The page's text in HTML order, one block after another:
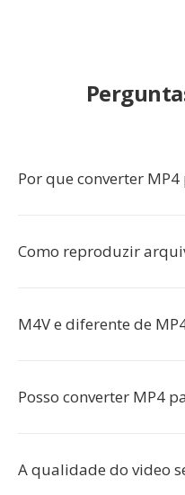
Por que converter MP4
Como reproduzir
M4V e diferente de
Posso converter MP4
A qualidade do video